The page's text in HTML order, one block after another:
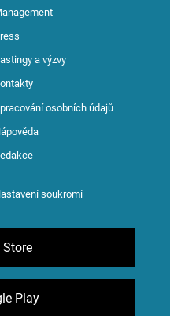
a výzvy
osobních údajů
soukromí
Store
Play